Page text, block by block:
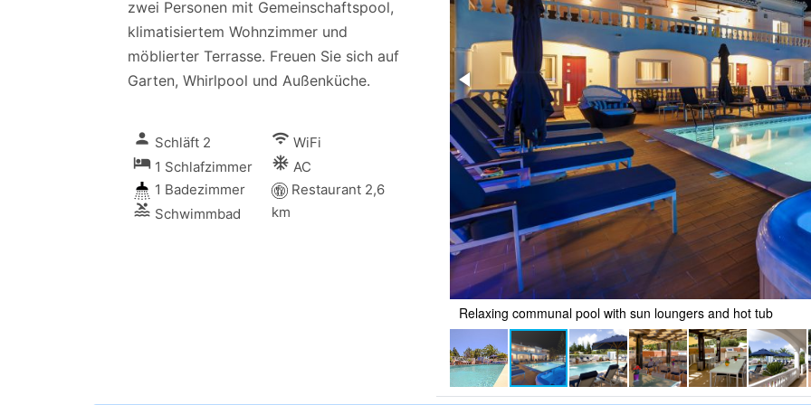
zwei Personen mit Gemeinschaftspool,
klimatisiertem Wohnzimmer und
möblierter Terrasse. Freuen Sie sich auf
Garten, Whirlpool und Außenküche.
person Schläft 2
local_hotel 1 Schlafzimmer
1 Badezimmer
pool Schwimmbad
wifi WiFi
ac_unitif
AC
Restaurant 2,6
km
Relaxing communal pool with sun loungers and hot tub